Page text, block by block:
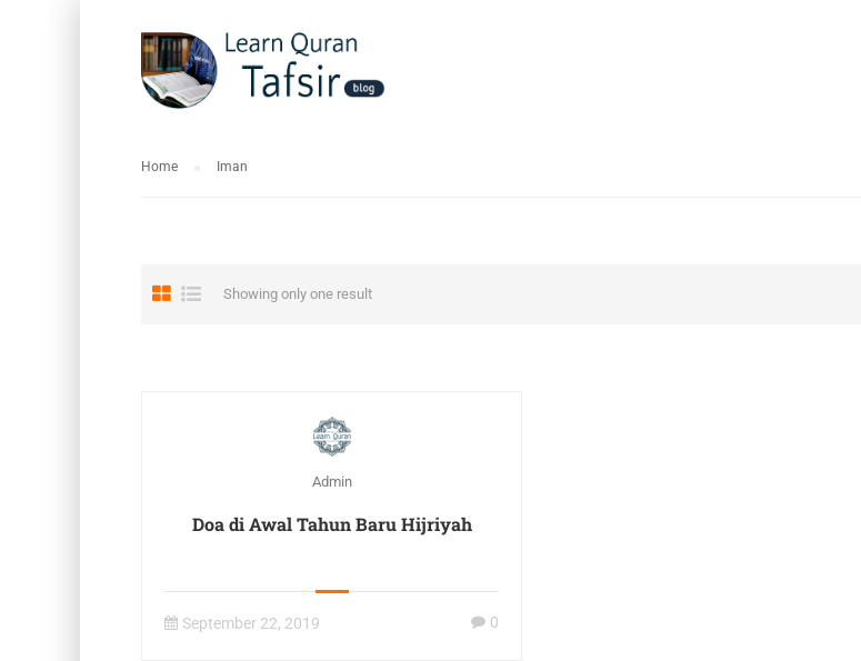
Home Iman
Showing only one result
Admin
Doa di Awal Tahun Baru Hijriyah
September 22, 2019 0